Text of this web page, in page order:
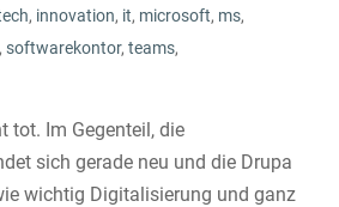
, innovation, it, microsoft, ms,
softwarekontor, teams,
tot. Im Gegenteil, die
sich gerade neu und die Drupa
wichtig Digitalisierung und ganz